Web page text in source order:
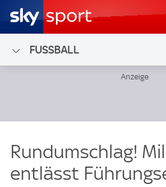
FUSSBALL
Rundumschlag!
entlässt